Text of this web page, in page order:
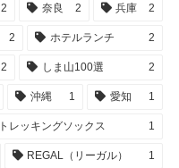
2 奈良 2 兵庫 2
2 ホテルランチ 2
2 しま山100選 2
沖縄 1 愛知 1
トレッキングソックス 1
REGAL（リーガル） 1